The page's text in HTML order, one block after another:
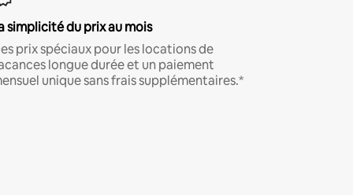
simplicité du prix au mois
prix spéciaux pour les locations de
longue durée et un paiement
unique sans frais supplémentaires.*